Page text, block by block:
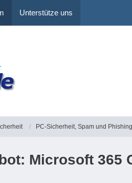
Unterstütze uns
PC-Sicherheit, Spam und Phishing
Microsoft 365